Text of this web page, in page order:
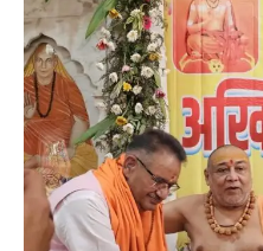
LIVE